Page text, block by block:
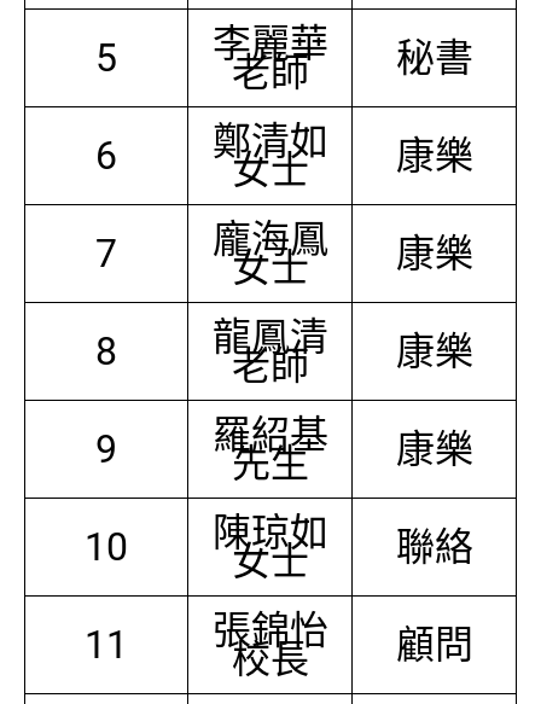
5 李麗華
老師 秘書
6 鄭清如
女士 康樂
7 龐海鳳
女士 康樂
8 龍鳳清
老師 康樂
9 羅紹基
先生 康樂
10 陳琼如
女士 聯絡
11 張錦怡
校長 顧問